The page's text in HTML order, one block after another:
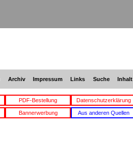
Archiv Impressum Links Suche Inhalt
PDF-Bestellung Datenschutzerklärung
Bannerwerbung Aus anderen Quellen